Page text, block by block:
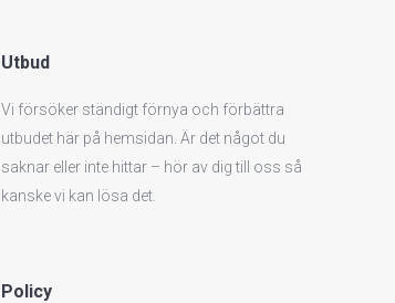
Utbud
Vi försöker ständigt förnya och förbättra
utbudet här på hemsidan. Är det något du
saknar eller inte hittar – hör av dig till oss så
kanske vi kan lösa det.
Policy